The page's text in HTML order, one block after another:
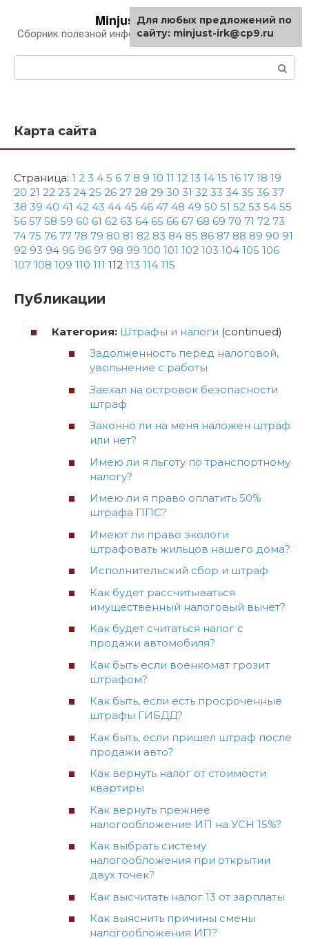
контенту
Minjust-irk.ru
Сборник полезной информации про автомобили
Карта сайта
Страница: 1 2 3 4 5 6 7 8 9 10 11 12 13 14 15 16 17 18 19
20 21 22 23 24 25 26 27 28 29 30 31 32 33 34 35 36 37
38 39 40 41 42 43 44 45 46 47 48 49 50 51 52 53 54 55
56 57 58 59 60 61 62 63 64 65 66 67 68 69 70 71 72 73
74 75 76 77 78 79 80 81 82 83 84 85 86 87 88 89 90 91
92 93 94 95 96 97 98 99 100 101 102 103 104 105 106
107 108 109 110 111 112 113 114 115
Публикации
Категория: Штрафы и налоги (continued)
Задолженность перед налоговой,
увольнение с работы
Заехал на островок безопасности
штраф
Законно ли на меня наложен штраф
или нет?
Имею ли я льготу по транспортному
налогу?
Имею ли я право оплатить 50%
штрафа ППС?
Имеют ли право экологи
штрафовать жильцов нашего дома?
Исполнительский сбор и штраф
Как будет рассчитываться
имущественный налоговый вычет?
Как будет считаться налог с
продажи автомобиля?
Как быть если военкомат грозит
штрафом?
Как быть, если есть просроченные
штрафы ГИБДД?
Как быть, если пришел штраф после
продажи авто?
Как вернуть налог от стоимости
квартиры
Как вернуть прежнее
налогообложение ИП на УСН 15%?
Как выбрать систему
налогообложения при открытии
двух точек?
Как высчитать налог 13 от зарплаты
Как выяснить причины смены
налогообложения ИП?
Для любых предложений по
сайту: minjust-irk@cp9.ru